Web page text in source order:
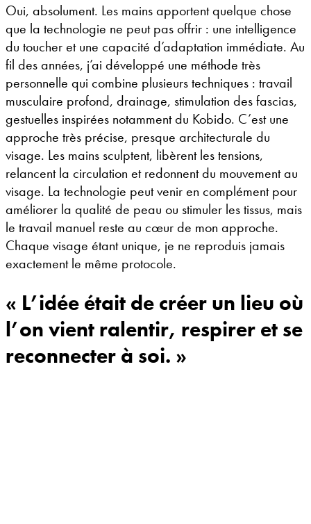
Oui, absolument. Les mains apportent quelque chose
que la technologie ne peut pas offrir : une intelligence
du toucher et une capacité d’adaptation immédiate. Au
fil des années, j’ai développé une méthode très
personnelle qui combine plusieurs techniques : travail
musculaire profond, drainage, stimulation des fascias,
gestuelles inspirées notamment du Kobido. C’est une
approche très précise, presque architecturale du
visage. Les mains sculptent, libèrent les tensions,
relancent la circulation et redonnent du mouvement au
visage. La technologie peut venir en complément pour
améliorer la qualité de peau ou stimuler les tissus, mais
le travail manuel reste au cœur de mon approche.
Chaque visage étant unique, je ne reproduis jamais
exactement le même protocole.
« L’idée était de créer un lieu où
l’on vient ralentir, respirer et se
reconnecter à soi. »